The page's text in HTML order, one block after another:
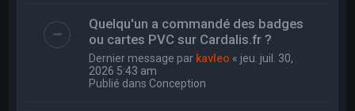
Quelqu'un a commandé des badges
ou cartes PVC sur Cardalis.fr ?
Dernier message par kavleo « jeu. juil. 30,
2026 5:43 am
Publié dans Conception